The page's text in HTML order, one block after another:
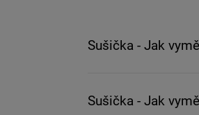
Sušička - Jak
Sušička - Jak